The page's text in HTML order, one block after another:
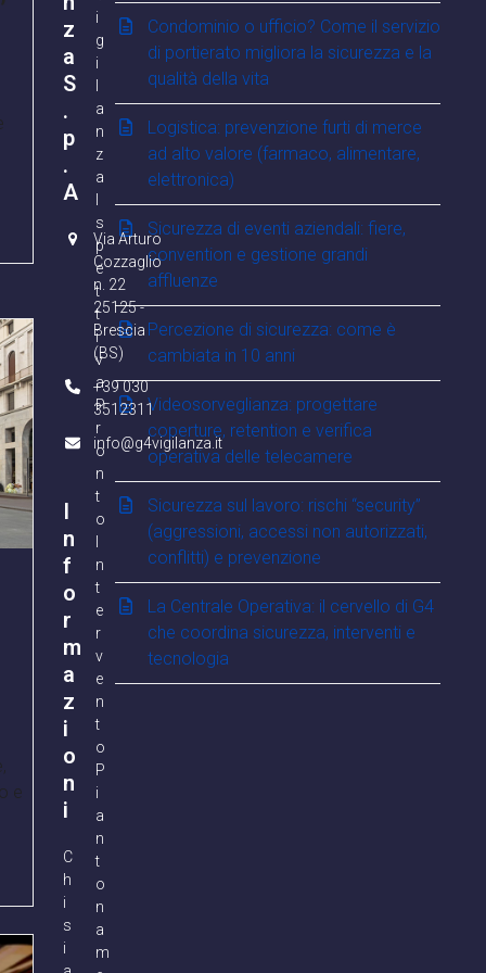
e
Condominio o ufficio? Come il servizio
di portierato migliora la sicurezza e la
qualità della vita
Logistica: prevenzione furti di merce
ad alto valore (farmaco, alimentare,
elettronica)
Sicurezza di eventi aziendali: fiere,
convention e gestione grandi
affluenze
Percezione di sicurezza: come è
cambiata in 10 anni
Videosorveglianza: progettare
coperture, retention e verifica
operativa delle telecamere
Sicurezza sul lavoro: rischi “security”
(aggressioni, accessi non autorizzati,
conflitti) e prevenzione
La Centrale Operativa: il cervello di G4
che coordina sicurezza, interventi e
tecnologia
z
a
S
.
p
.
A
Via Arturo
Cozzaglio
n. 22
25125 -
Brescia
(BS)
+39 030
3512311
info@g4vigilanza.it
I
n
f
o
r
m
a
z
i
o
n
i
C
h
i
s
i
i
g
i
a
n
z
a
s
p
e
t
t
i
v
a
P
r
o
n
t
o
n
t
e
r
v
e
n
t
o
P
i
a
n
t
o
n
a
m